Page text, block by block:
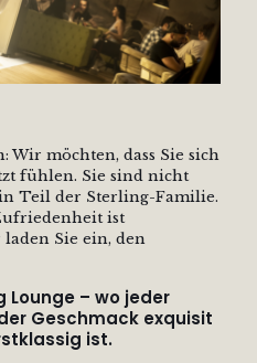
Wir möchten, dass Sie sich
fühlen. Sie sind nicht
Teil der Sterling-Familie.
ist
Sie ein, den
Lounge – wo jeder
Geschmack exquisit
ist.